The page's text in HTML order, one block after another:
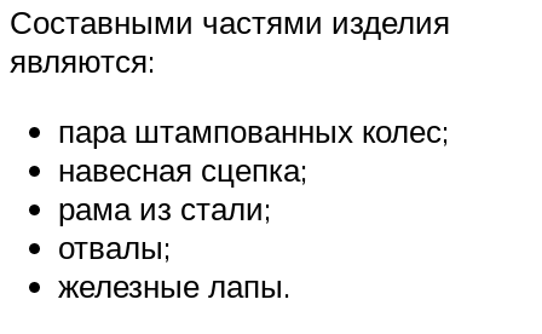
Составными частями изделия
являются:
пара штампованных колес;
навесная сцепка;
рама из стали;
отвалы;
железные лапы.